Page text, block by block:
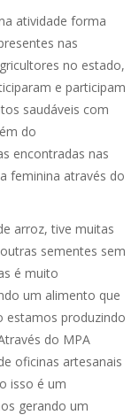
atividade forma
nas
no estado,
e participam
saudáveis com
do
encontradas nas
feminina através do
arroz, tive muitas
sementes sem
é muito
um alimento que
estamos produzindo
do MPA
oficinas artesanais
isso é um
gerando um